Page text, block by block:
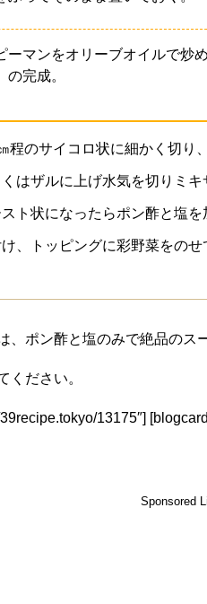
ーマンをオリーブオイルで炒
完成。
程のサイコロ状に細かく切り
はザルに上げ水気を切りミ
ト状になったらポン酢と塩を
、トッピングに彩野菜をのせ
、ポン酢と塩のみで絶品のス
ください。
13175″]
Sponsored